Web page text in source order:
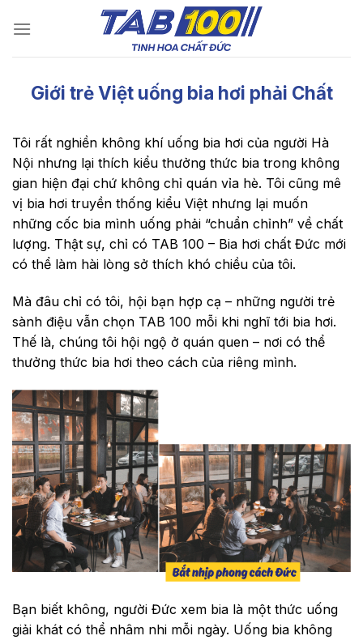
đến
Giới trẻ Việt uống bia hơi phải Chất
Tôi rất nghiền không khí uống bia hơi của người Hà
Nội nhưng lại thích kiểu thưởng thức bia trong không
gian hiện đại chứ không chỉ quán vỉa hè. Tôi cũng mê
vị bia hơi truyền thống kiểu Việt nhưng lại muốn
những cốc bia mình uống phải “chuẩn chỉnh” về chất
lượng. Thật sự, chỉ có TAB 100 – Bia hơi chất Đức mới
có thể làm hài lòng sở thích khó chiều của tôi.
Mà đâu chỉ có tôi, hội bạn hợp cạ – những người trẻ
sành điệu vẫn chọn TAB 100 mỗi khi nghĩ tới bia hơi.
Thế là, chúng tôi hội ngộ ở quán quen – nơi có thể
thưởng thức bia hơi theo cách của riêng mình.
Bạn biết không, người Đức xem bia là một thức uống
giải khát có thể nhâm nhi mỗi ngày. Uống bia không